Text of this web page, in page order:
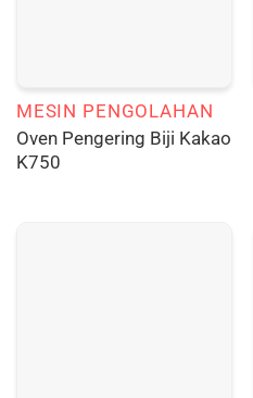
MESIN PENGOLAHAN
Oven Pengering Biji Kakao
K750